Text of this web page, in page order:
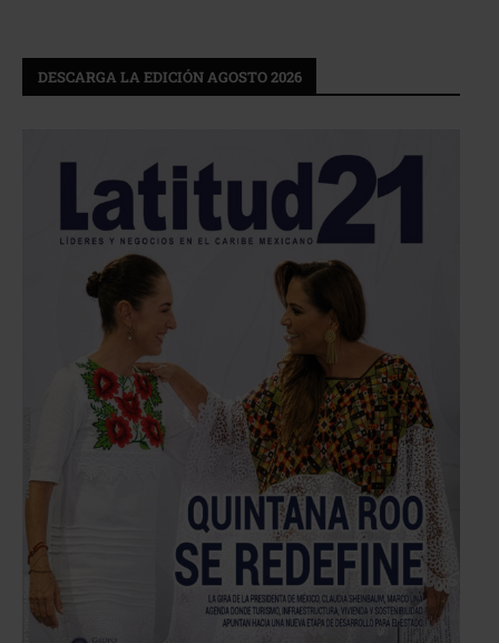
DESCARGA LA EDICIÓN AGOSTO 2026